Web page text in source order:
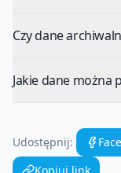
Czy dane
Jakie dane można
Udostępnij: